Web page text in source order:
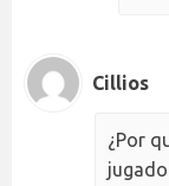
Cillios
¿Por